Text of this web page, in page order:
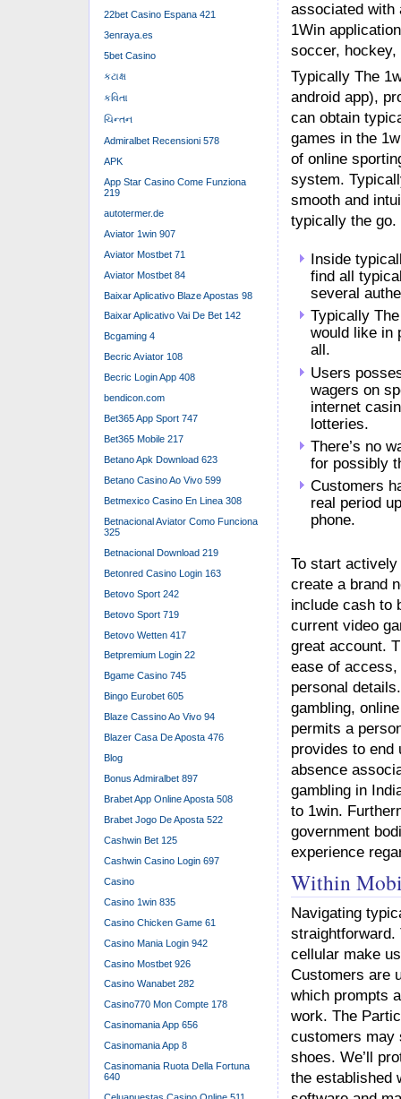
associated with
1Win
soccer, hockey,
Typically The
android app),
can obtain
games in the
of online
system.
smooth and
typically the go.
Inside
find all
several
Typically
would like in
all.
Users
wagers on
internet
lotteries.
There’s no
for possibly
Customers
real period
phone.
To start
create a brand
include cash to
current video
great account.
ease of
personal
gambling,
permits a
provides to end
absence
gambling in
to 1win.
government
experience
Within
Navigating
straightforward.
cellular make
Customers are
which prompts
work. The
customers may
shoes. We’ll
the established
22bet Casino Espana 421
3enraya.es
5bet Casino
કટાક્ષ
કવિતા
ચિન્તન
Admiralbet Recensioni 578
APK
App Star Casino Come Funziona
219
autotermer.de
Aviator 1win 907
Aviator Mostbet 71
Aviator Mostbet 84
Baixar Aplicativo Blaze Apostas 98
Baixar Aplicativo Vai De Bet 142
Bcgaming 4
Becric Aviator 108
Becric Login App 408
bendicon.com
Bet365 App Sport 747
Bet365 Mobile 217
Betano Apk Download 623
Betano Casino Ao Vivo 599
Betmexico Casino En Linea 308
Betnacional Aviator Como Funciona
325
Betnacional Download 219
Betonred Casino Login 163
Betovo Sport 242
Betovo Sport 719
Betovo Wetten 417
Betpremium Login 22
Bgame Casino 745
Bingo Eurobet 605
Blaze Cassino Ao Vivo 94
Blazer Casa De Aposta 476
Blog
Bonus Admiralbet 897
Brabet App Online Aposta 508
Brabet Jogo De Aposta 522
Cashwin Bet 125
Cashwin Casino Login 697
Casino
Casino 1win 835
Casino Chicken Game 61
Casino Mania Login 942
Casino Mostbet 926
Casino Wanabet 282
Casino770 Mon Compte 178
Casinomania App 656
Casinomania App 8
Casinomania Ruota Della Fortuna
640